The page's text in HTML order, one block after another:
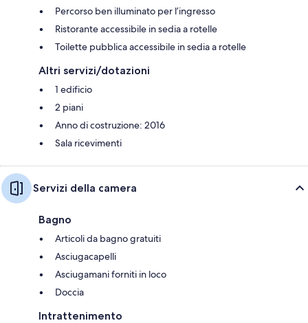
Percorso ben illuminato per l’ingresso
Ristorante accessibile in sedia a rotelle
Toilette pubblica accessibile in sedia a rotelle
Altri servizi/dotazioni
1 edificio
2 piani
Anno di costruzione: 2016
Sala ricevimenti
Servizi della camera
Bagno
Articoli da bagno gratuiti
Asciugacapelli
Asciugamani forniti in loco
Doccia
Intrattenimento